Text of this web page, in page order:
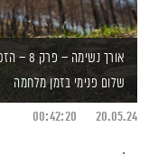
אורך נשימה – פרק 8 – הזכרון, המקום והעתיד שלנו
שלום פנימי בזמן מלחמה
20.05.24
00:42:20